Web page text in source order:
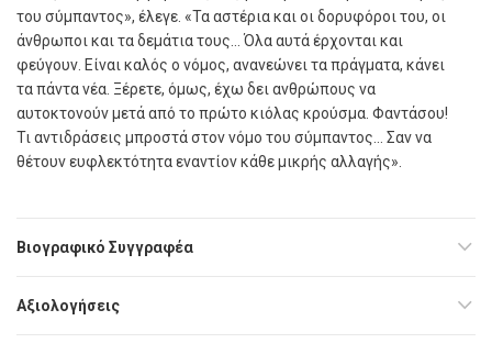
του σύµπαντος», έλεγε. «Τα αστέρια και οι δορυφόροι του, οι
άνθρωποι και τα δεµάτια τους… Όλα αυτά έρχονται και
φεύγουν. Είναι καλός ο νόµος, ανανεώνει τα πράγµατα, κάνει
τα πάντα νέα. Ξέρετε, όµως, έχω δει ανθρώπους να
αυτοκτονούν µετά από το πρώτο κιόλας κρούσµα. Φαντάσου!
Τι αντιδράσεις µπροστά στον νόµο του σύµπαντος… Σαν να
θέτουν ευφλεκτότητα εναντίον κάθε µικρής αλλαγής».
Βιογραφικό Συγγραφέα
Αξιολογήσεις